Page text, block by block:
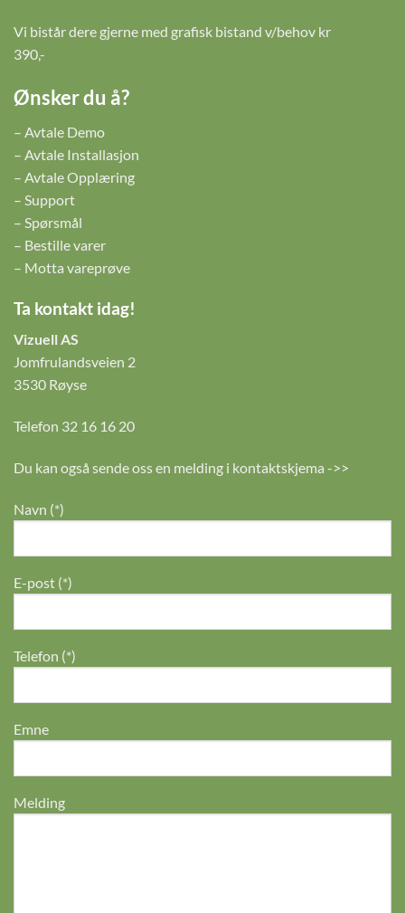
Vi bistår dere gjerne med grafisk bistand v/behov kr
390,-
Ønsker du å?
– Avtale Demo
– Avtale Installasjon
– Avtale Opplæring
– Support
– Spørsmål
– Bestille varer
– Motta vareprøve
Ta kontakt idag!
Vizuell AS
Jomfrulandsveien 2
3530 Røyse
Telefon 32 16 16 20
Du kan også sende oss en melding i kontaktskjema ->>
Navn (*)
E-post (*)
Telefon (*)
Emne
Melding